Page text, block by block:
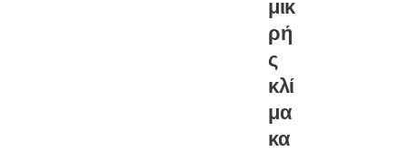
μικ
ρή
ς
κλί
μα
κα